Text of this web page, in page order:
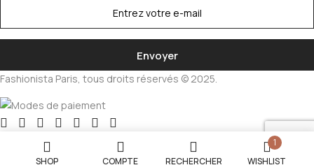
SHOP COMPTE RECHERCHER
1
WISHLIST
Fashionista Paris, tous droits réservés © 2025.